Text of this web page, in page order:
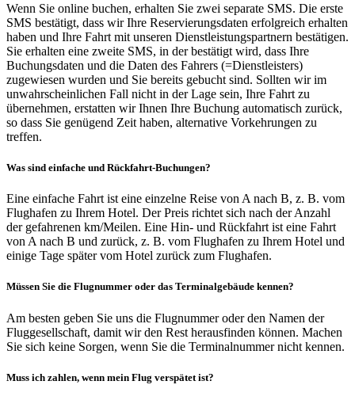
Wenn Sie online buchen, erhalten Sie zwei separate SMS. Die erste
SMS bestätigt, dass wir Ihre Reservierungsdaten erfolgreich erhalten
haben und Ihre Fahrt mit unseren Dienstleistungspartnern bestätigen.
Sie erhalten eine zweite SMS, in der bestätigt wird, dass Ihre
Buchungsdaten und die Daten des Fahrers (=Dienstleisters)
zugewiesen wurden und Sie bereits gebucht sind. Sollten wir im
unwahrscheinlichen Fall nicht in der Lage sein, Ihre Fahrt zu
übernehmen, erstatten wir Ihnen Ihre Buchung automatisch zurück,
so dass Sie genügend Zeit haben, alternative Vorkehrungen zu
treffen.
Was sind einfache und Rückfahrt-Buchungen?
Eine einfache Fahrt ist eine einzelne Reise von A nach B, z. B. vom
Flughafen zu Ihrem Hotel. Der Preis richtet sich nach der Anzahl
der gefahrenen km/Meilen. Eine Hin- und Rückfahrt ist eine Fahrt
von A nach B und zurück, z. B. vom Flughafen zu Ihrem Hotel und
einige Tage später vom Hotel zurück zum Flughafen.
Müssen Sie die Flugnummer oder das Terminalgebäude kennen?
Am besten geben Sie uns die Flugnummer oder den Namen der
Fluggesellschaft, damit wir den Rest herausfinden können. Machen
Sie sich keine Sorgen, wenn Sie die Terminalnummer nicht kennen.
Muss ich zahlen, wenn mein Flug verspätet ist?